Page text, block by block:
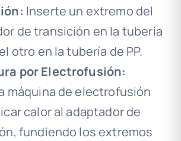
Inserte un extremo del
de transición en la tubería
otro en la tubería de PP.
por Electrofusión:
máquina de electrofusión
calor al adaptador de
fundiendo los extremos